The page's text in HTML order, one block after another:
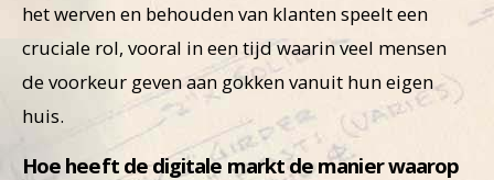
het werven en behouden van klanten speelt een
cruciale rol, vooral in een tijd waarin veel mensen
de voorkeur geven aan gokken vanuit hun eigen
huis.
Hoe heeft de digitale markt de manier waarop